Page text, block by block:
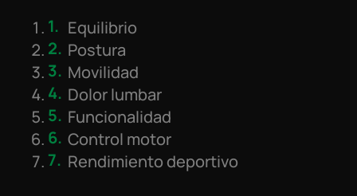
Equilibrio
Postura
Movilidad
Dolor lumbar
Funcionalidad
Control motor
Rendimiento deportivo